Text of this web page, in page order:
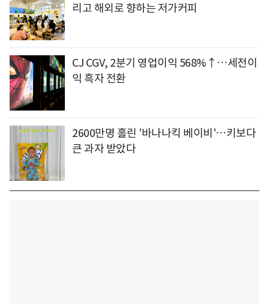
리고 해외로 향하는 저가커피
CJ CGV, 2분기 영업이익 568%↑…세전이
익 흑자 전환
2600만명 홀린 '바나나킥 베이비'…키보다
큰 과자 받았다